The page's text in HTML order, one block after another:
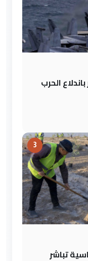
الحرب
3
تباشر